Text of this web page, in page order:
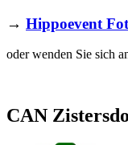
→ Hippoevent
oder wenden Sie sich
CAN